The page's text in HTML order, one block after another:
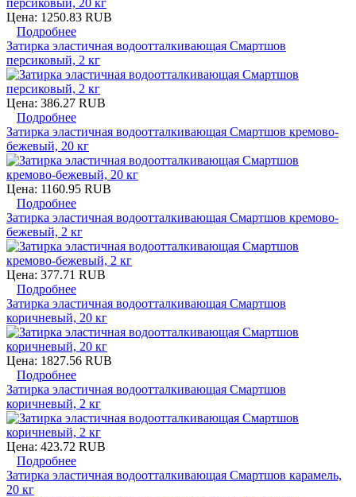
Цена: 1250.83 RUB
Подробнее
Затирка эластичная водоотталкивающая Смартшов
персиковый, 2 кг
Цена: 386.27 RUB
Подробнее
Затирка эластичная водоотталкивающая Смартшов кремово-
бежевый, 20 кг
Цена: 1160.95 RUB
Подробнее
Затирка эластичная водоотталкивающая Смартшов кремово-
бежевый, 2 кг
Цена: 377.71 RUB
Подробнее
Затирка эластичная водоотталкивающая Смартшов
коричневый, 20 кг
Цена: 1827.56 RUB
Подробнее
Затирка эластичная водоотталкивающая Смартшов
коричневый, 2 кг
Цена: 423.72 RUB
Подробнее
Затирка эластичная водоотталкивающая Смартшов карамель,
20 кг